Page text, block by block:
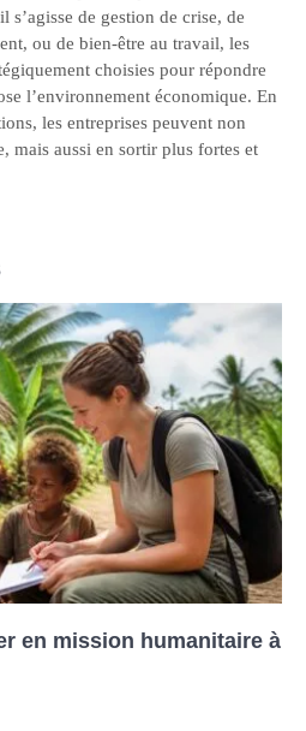
s’agisse de gestion de crise, de
ou de bien-être au travail, les
choisies pour répondre
l’environnement économique. En
les entreprises peuvent non
mais aussi en sortir plus fortes et
en mission humanitaire à